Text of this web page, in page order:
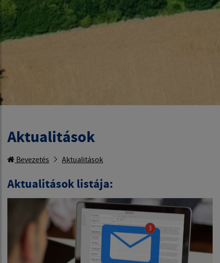
Aktualitások
Bevezetés Aktualitások
Aktualitások listája: